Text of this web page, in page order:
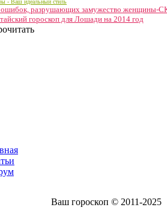
- Ваш идеальный стиль
ошибок, разрушающих замужество
гороскоп для Лошади на 2014 год
Ваш гороскоп © 2011-2025